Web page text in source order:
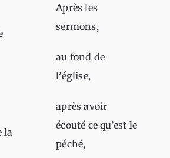
la
Après les
sermons,
au fond de
l’église,
après avoir
écouté ce qu’est le
péché,